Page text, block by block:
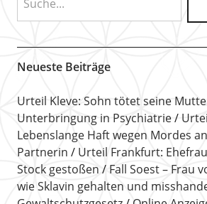
Neueste Beiträge
Urteil Kleve: Sohn tötet seine
Unterbringung in Psychiatrie
Lebenslange Haft wegen Mordes
Partnerin
Urteil Frankfurt:
Stock gestoßen
Fall Soest – Frau
wie Sklavin gehalten und